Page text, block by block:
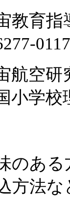
教育
0117
空研
学校
のある
方法